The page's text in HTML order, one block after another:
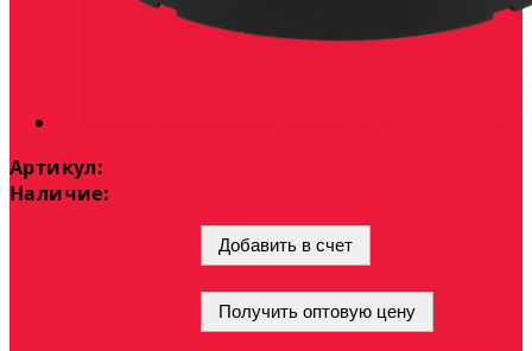
Артикул:
Наличие:
Добавить в счет
Получить оптовую цену